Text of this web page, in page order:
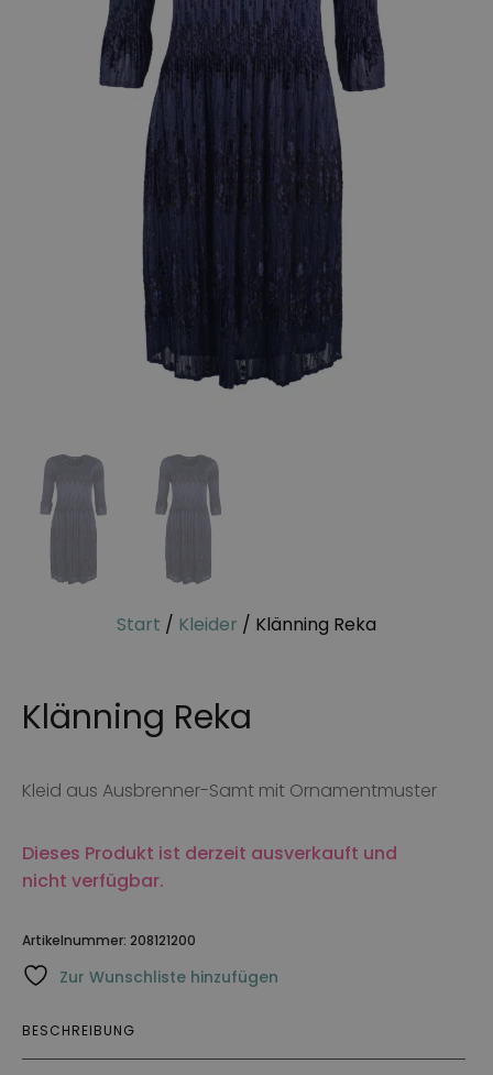
Start / Kleider / Klänning Reka
Klänning Reka
Kleid aus Ausbrenner-Samt mit Ornamentmuster
Dieses Produkt ist derzeit ausverkauft und
nicht verfügbar.
Artikelnummer: 208121200
Zur Wunschliste hinzufügen
BESCHREIBUNG